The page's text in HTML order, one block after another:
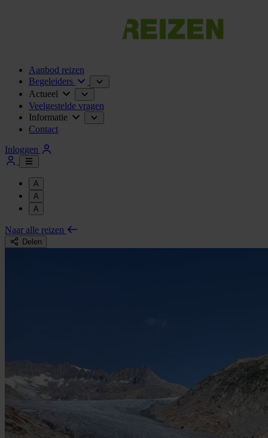
Aanbod reizen
Begeleiders
Actueel
Veelgestelde vragen
Informatie
Contact
Inloggen
A
A
A
Naar alle reizen
Delen